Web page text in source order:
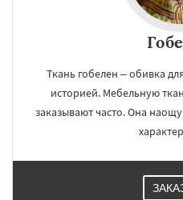
Ткань гобелен – обивка
историей. Мебельную
заказывают часто. Она